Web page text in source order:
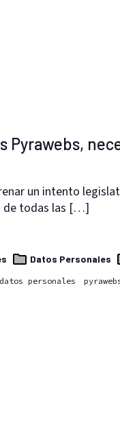
Pyrawebs,
un intento
de todas las […]
Datos Personales
personales